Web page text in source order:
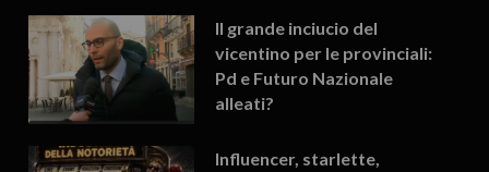
Il grande inciucio del
vicentino per le provinciali:
Pd e Futuro Nazionale
alleati?
Influencer, starlette,